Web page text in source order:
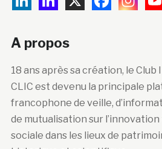
A propos
18 ans après sa création, le
CLIC est devenu la principale
francophone de veille,
de mutualisation sur
sociale dans les lieux de